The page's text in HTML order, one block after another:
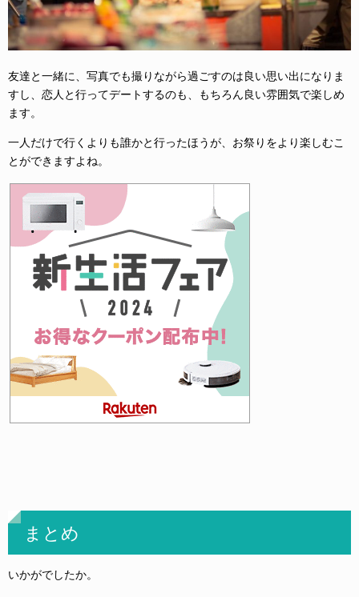
友達と一緒に、写真でも撮りながら過ごすのは良い思い出になりま
すし、恋人と行ってデートするのも、もちろん良い雰囲気で楽しめ
ます。
一人だけで行くよりも誰かと行ったほうが、お祭りをより楽しむこ
とができますよね。
まとめ
いかがでしたか。